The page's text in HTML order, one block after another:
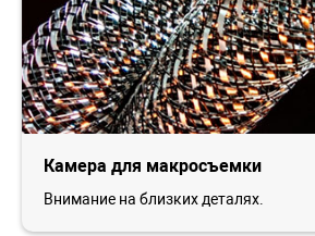
Камера для макросъемки
Внимание на близких деталях.